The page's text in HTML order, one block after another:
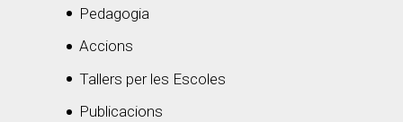
Pedagogia
Accions
Tallers per les Escoles
Publicacions